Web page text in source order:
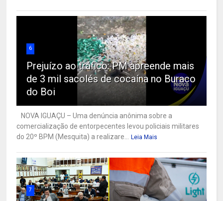
6
Prejuízo ao tráfico: PM apreende mais
de 3 mil sacolés de cocaína no Buraco
do Boi
NOVA IGUAÇU – Uma denúncia anônima sobre a
comercialização de entorpecentes levou policiais militares
do 20º BPM (Mesquita) a realizare... Leia Mais
7